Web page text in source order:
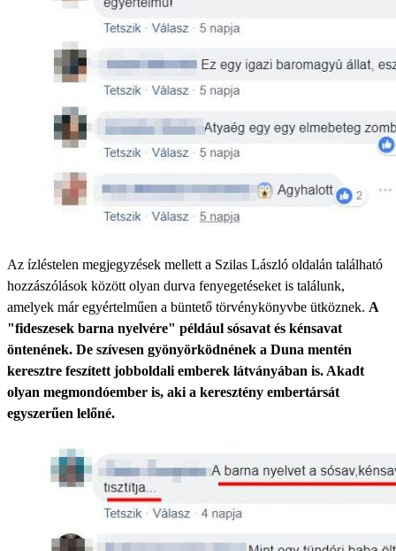
Az ízléstelen megjegyzések mellett a Szilas László oldalán található
hozzászólások között olyan durva fenyegetéseket is találunk,
amelyek már egyértelműen a büntető törvénykönyvbe ütköznek. A
"fideszesek barna nyelvére" például sósavat és kénsavat
öntenének. De szívesen gyönyörködnének a Duna mentén
keresztre feszített jobboldali emberek látványában is. Akadt
olyan megmondóember is, aki a keresztény embertársát
egyszerűen lelőné.